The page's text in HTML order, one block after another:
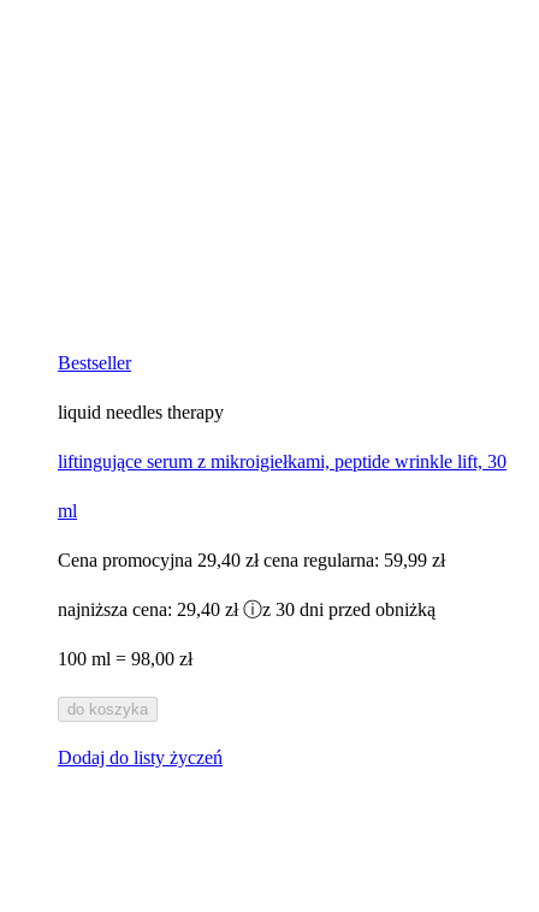
Bestseller
liquid needles therapy
liftingujące serum z mikroigiełkami, peptide wrinkle lift, 30
ml
Cena promocyjna 29,40 zł cena regularna: 59,99 zł
najniższa cena: 29,40 zł ⓘz 30 dni przed obniżką
100 ml = 98,00 zł
do koszyka
Dodaj do listy życzeń